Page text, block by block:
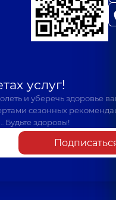
услуг!
и уберечь здоровье
сезонных
Будьте здоровы!